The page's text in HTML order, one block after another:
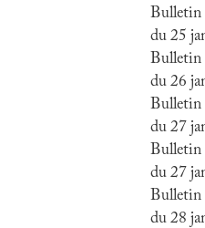
Bulletin
du 25
Bulletin
du 26
Bulletin
du 27
Bulletin
du 27
Bulletin
du 28